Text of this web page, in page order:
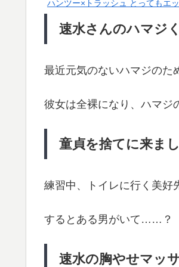
ハンツー×トラッシュ とってもエ
速水さんのハマジ
最近元気のないハマジのた
彼女は全裸になり、ハマ
童貞を捨てに来まし
練習中、トイレに行く美好
するとある男がいて……？
速水の胸やせマッ